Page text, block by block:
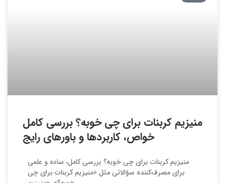
منیزیم کربنات برای چی خوبه؟ بررسی کامل
خواص، کاربردها و باورهای رایج
منیزیم کربنات برای چی خوبه؟ بررسی کامل، ساده و علمی
برای مصرف‌کننده سؤالاتی مثل «منیزیم کربنات برای چی